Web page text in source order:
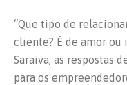
“Que tipo de
cliente? É de amor ou
Saraiva, as respostas
para os